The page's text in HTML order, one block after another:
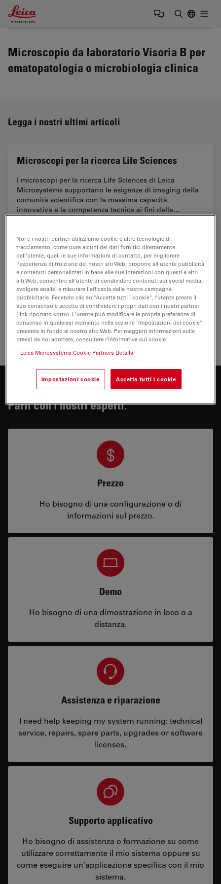
Leica Microsystems Logo
Microscopio da laboratorio Visoria B per
ematopatologia o microbiologia clinica
Legga i nostri ultimi articoli
Microscopi per la ricerca Life Sciences
I microscopi per la ricerca Life Sciences di Leica
Microsystems supportano le esigenze di imaging della
comunità scientifica con la massima capacità
innovativa e la competenza tecnica ai fini della…
Patologia clinica
Scoprite in che modo le soluzioni Leica per la
microscopia per anatomia patologica aiutano i patologi
clinici a diagnosticare infezioni e malattie da liquidi e
dei tessuti corporei.
Siete interessati a saperne di più?
Parli con i nostri esperti.
Prezzo
Ho bisogno di una configurazione o di
informazioni sul prezzo.
Demo
Ho bisogno di una dimostrazione in loco o a
distanza.
Assistenza e riparazione
I need help keeping my system running: technical
service, repairs, spare parts, upgrades or software
licenses.
Supporto applicativo
Ho bisogno di assistenza o formazione su come
utilizzare correttamente il mio sistema oppure su
come eseguire un’applicazione specifica con il mio
sistema.
Noi e i nostri partner utilizziamo cookie e altre tecnologie di
tracciamento, come pure alcuni dei dati fornitici direttamente
dall'utente, quali le sue informazioni di contatto, per migliorare
l'esperienza di fruizione dei nostri siti Web, proporre all'utente pubblicità
e contenuti personalizzati in base alle sue interazioni con questi e altri
siti Web, consentire all'utente di condividere contenuti sui social media,
svolgere analisi e misurare l'efficacia delle nostre campagne
pubblicitarie. Facendo clic su "Accetta tutti i cookie", l'utente presta il
suo consenso e accetta di condividere i propri dati con i nostri partner
(link riportato sotto). L'utente può modificare le proprie preferenze di
consenso in qualsiasi momento nella sezione "Impostazioni dei cookie"
presente in fondo al nostro sito Web. Per maggiori informazioni sulle
prassi da noi adottate, consultare l'Informativa sui cookie
Leica Microsystems Cookie Partners Details
Impostazioni cookie Accetta tutti i cookie